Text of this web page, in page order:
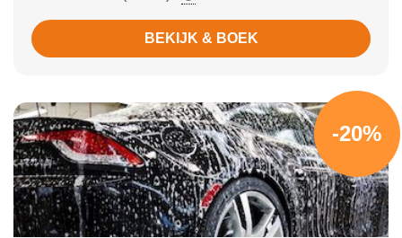
BEKIJK & BOEK
-20%